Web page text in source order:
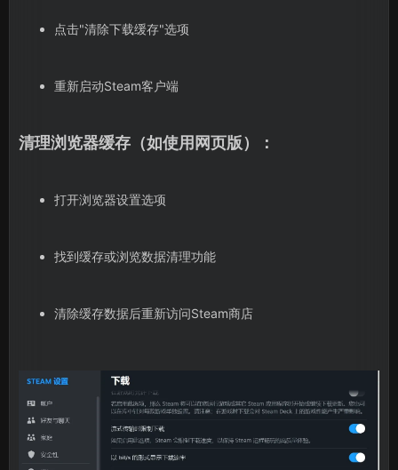
点击"清除下载缓存"选项
重新启动Steam客户端
清理浏览器缓存（如使用网页版）：
打开浏览器设置选项
找到缓存或浏览数据清理功能
清除缓存数据后重新访问Steam商店